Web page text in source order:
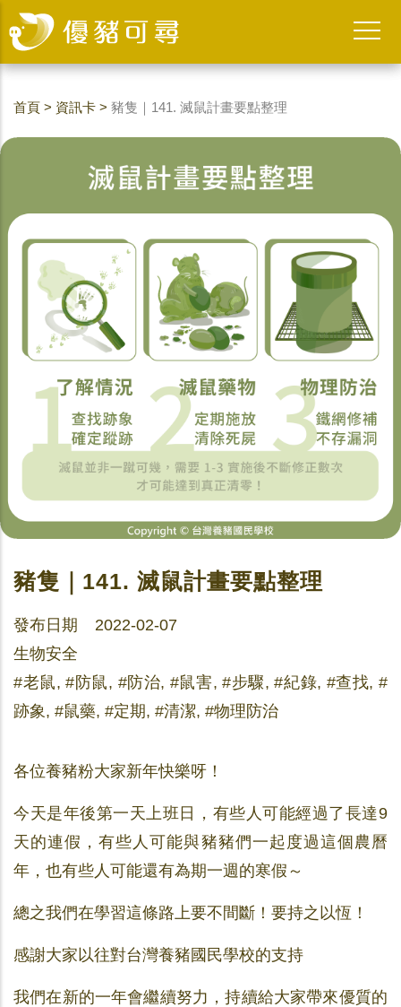
首頁 > 資訊卡 > 豬隻｜141. 滅鼠計畫要點整理
豬隻｜141. 滅鼠計畫要點整理
發布日期 2022-02-07
生物安全
#老鼠, #防鼠, #防治, #鼠害, #步驟, #紀錄, #查找, #
跡象, #鼠藥, #定期, #清潔, #物理防治
各位養豬粉大家新年快樂呀！
今天是年後第一天上班日，有些人可能經過了長達9
天的連假，有些人可能與豬豬們一起度過這個農曆
年，也有些人可能還有為期一週的寒假～
總之我們在學習這條路上要不間斷！要持之以恆！
感謝大家以往對台灣養豬國民學校的支持
我們在新的一年會繼續努力，持續給大家帶來優質的